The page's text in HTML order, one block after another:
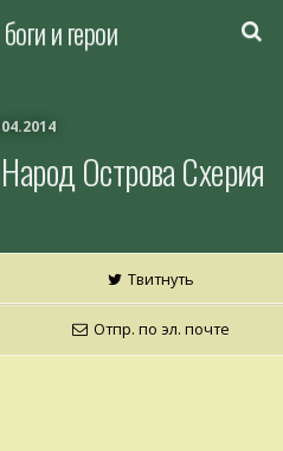
и герои
Острова Схерия
Твитнуть
Отпр. по эл. почте